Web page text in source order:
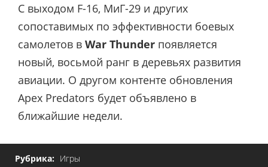
С выходом F-16, МиГ-29 и других
сопоставимых по эффективности боевых
самолетов в War Thunder появляется
новый, восьмой ранг в деревьях развития
авиации. О другом контенте обновления
Apex Predators будет объявлено в
ближайшие недели.
Рубрика: Игры